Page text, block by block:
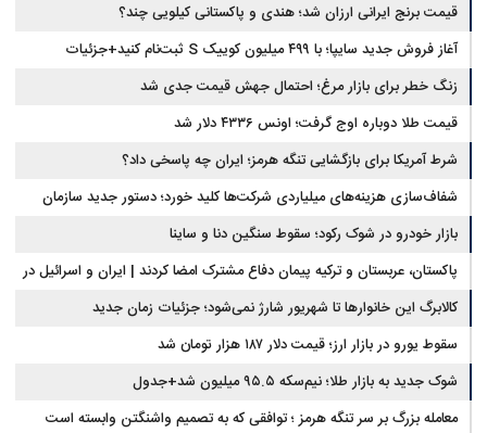
قیمت برنج ایرانی ارزان شد؛ هندی و پاکستانی کیلویی چند؟
آغاز فروش جدید سایپا؛ با ۴۹۹ میلیون کوییک S ثبت‌نام کنید+جزئیات
زنگ خطر برای بازار مرغ؛ احتمال جهش قیمت جدی شد
قیمت طلا دوباره اوج گرفت؛ اونس ۴۳۳۶ دلار شد
شرط آمریکا برای بازگشایی تنگه هرمز؛ ایران چه پاسخی داد؟
شفاف‌سازی هزینه‌های میلیاردی شرکت‌ها کلید خورد؛ دستور جدید سازمان
بورس
بازار خودرو در شوک رکود؛ سقوط سنگین دنا و ساینا
پاکستان، عربستان و ترکیه پیمان دفاع مشترک امضا کردند | ایران و اسرائیل در
سایه پیمان جدید منطقه‌ای
کالابرگ این خانوارها تا شهریور شارژ نمی‌شود؛ جزئیات زمان جدید
سقوط یورو در بازار ارز؛ قیمت دلار ۱۸۷ هزار تومان شد
شوک جدید به بازار طلا؛ نیم‌سکه ۹۵.۵ میلیون شد+جدول
معامله بزرگ بر سر تنگه هرمز ؛ توافقی که به تصمیم واشنگتن وابسته است